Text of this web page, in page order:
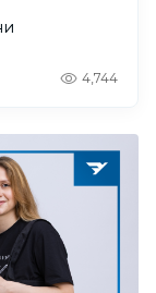
4,744